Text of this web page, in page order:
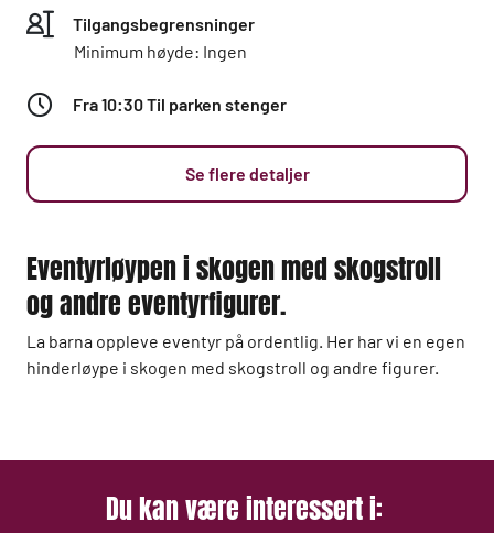
Tilgangsbegrensninger
Minimum høyde: Ingen
Fra 10:30 Til parken stenger
Se flere detaljer
Eventyrløypen i skogen med skogstroll
og andre eventyrfigurer.
La barna oppleve eventyr på ordentlig. Her har vi en egen
hinderløype i skogen med skogstroll og andre figurer.
Du kan være interessert i: